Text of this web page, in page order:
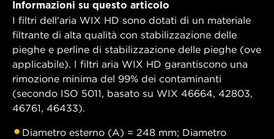
Informazioni su questo articolo
I filtri dell'aria WIX HD sono dotati di un materiale
filtrante di alta qualità con stabilizzazione delle
pieghe e perline di stabilizzazione delle pieghe (ove
applicabile). I filtri aria WIX HD garantiscono una
rimozione minima del 99% dei contaminanti
(secondo ISO 5011, basato su WIX 46664, 42803,
46761, 46433).
Diametro esterno (A) = 248 mm; Diametro